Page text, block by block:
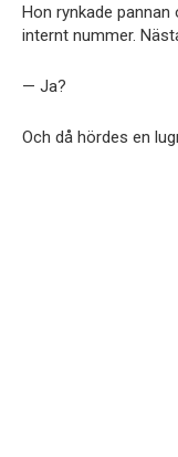
Hon rynkade
internt nummer.
— Ja?
Och då hördes en